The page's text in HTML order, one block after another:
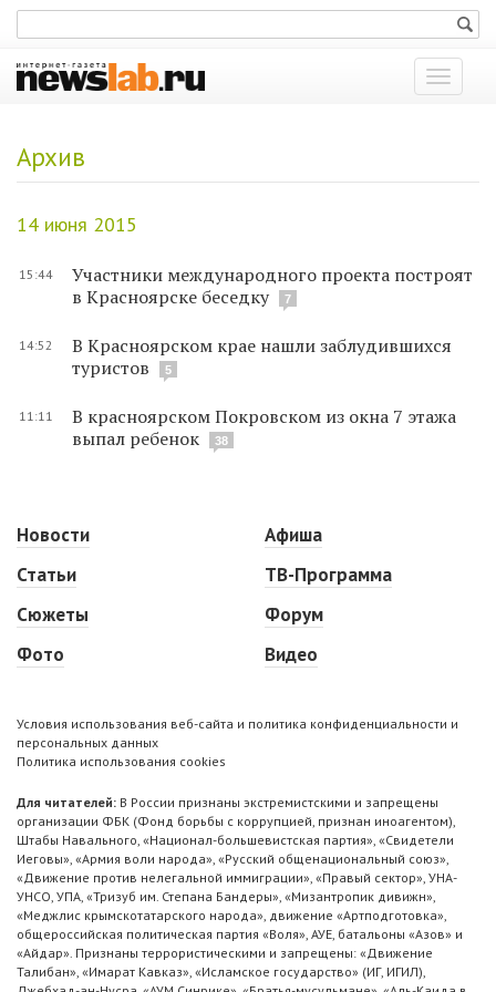
Показать
меню
Архив
14 июня 2015
15:44
Участники международного проекта построят
в Красноярске беседку
7
14:52
В Красноярском крае нашли заблудившихся
туристов
5
11:11
В красноярском Покровском из окна 7 этажа
выпал ребенок
38
Новости
Статьи
Сюжеты
Фото
Афиша
ТВ-Программа
Форум
Видео
Условия использования веб-сайта и политика конфиденциальности и
персональных данных
Политика использования cookies
Для читателей: В России признаны экстремистскими и запрещены
организации ФБК (Фонд борьбы с коррупцией, признан иноагентом),
Штабы Навального, «Национал-большевистская партия», «Свидетели
Иеговы», «Армия воли народа», «Русский общенациональный союз»,
«Движение против нелегальной иммиграции», «Правый сектор», УНА-
УНСО, УПА, «Тризуб им. Степана Бандеры», «Мизантропик дивижн»,
«Меджлис крымскотатарского народа», движение «Артподготовка»,
общероссийская политическая партия «Воля», АУЕ, батальоны «Азов» и
«Айдар». Признаны террористическими и запрещены: «Движение
Талибан», «Имарат Кавказ», «Исламское государство» (ИГ, ИГИЛ),